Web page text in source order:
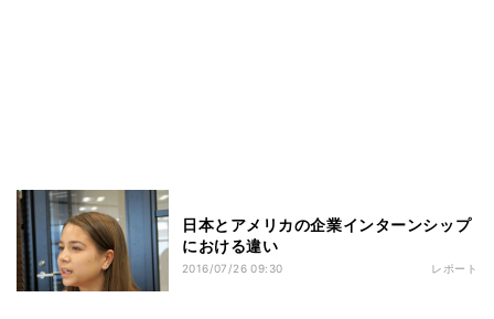
日本とアメリカの企業インターンシップ
における違い
2016/07/26 09:30 レポート